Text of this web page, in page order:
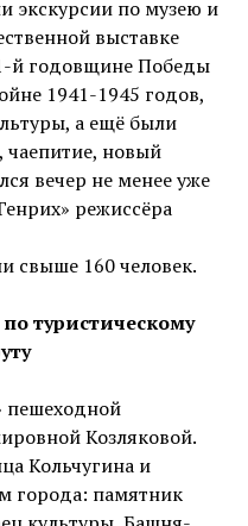
экскурсии по музею и
выставке
й годовщине Победы
1941-1945 годов,
а ещё были
чаепитие, новый
вечер не менее уже
режиссёра
свыше 160 человек.
туристическому
пешеходной
Козляковой.
Кольчугина и
города: памятник